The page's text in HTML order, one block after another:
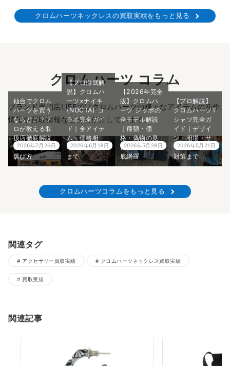
クロムハーツネックレスの買取実績をもっと見る
クロムハーツ コラム
ブランド専門店LIFEではクロムハーツの様々なアイテムの新作
情報や買取情報などをお伝えしています。
仙台でクロム
ハーツを買う
ならどこ？プ
ロが教える取
扱店徹底解説
と後悔しない
選び方
2026年7月26日
【プロ徹底解
説】クロムハ
ーツ×ナイキ
(NOCTA) コ
ラボ完全ガイ
ド｜全アイテ
ム・価格相
場・入手方法
まで
2026年6月18日
【2026年完全
版】クロムハ
ーツ ジッポの
全モデル解説
｜種類・価
格・偽物の見
分け方まで徹
底網羅
2026年5月28日
【プロ解説】
クロムハーツT
シャツ完全ガ
イド｜デザイ
ン・相場・サ
イズ感・偽物
対策まで
2026年5月21日
クロムハーツコラムをもっと見る
関連タグ
アクセサリー買取実績 クロムハーツネックレス買取実績
買取実績
関連記事